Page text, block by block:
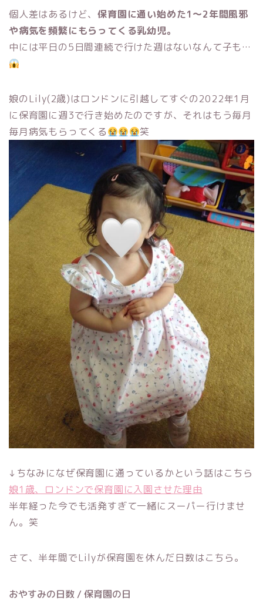
個人差はあるけど、保育園に通い始めた1〜2年間風邪
や病気を頻繁にもらってくる乳幼児。
中には平日の5日間連続で行けた週はないなんて子も…
娘のLily(2歳)はロンドンに引越してすぐの2022年1月
に保育園に週3で行き始めたのですが、それはもう毎月
毎月病気もらってくる
笑
↓ちなみになぜ保育園に通っているかという話はこちら
娘1歳、ロンドンで保育園に入園させた理由
半年経った今でも活発すぎて一緒にスーパー行けませ
ん。笑
さて、半年間でLilyが保育園を休んだ日数はこちら。
おやすみの日数 / 保育園の日